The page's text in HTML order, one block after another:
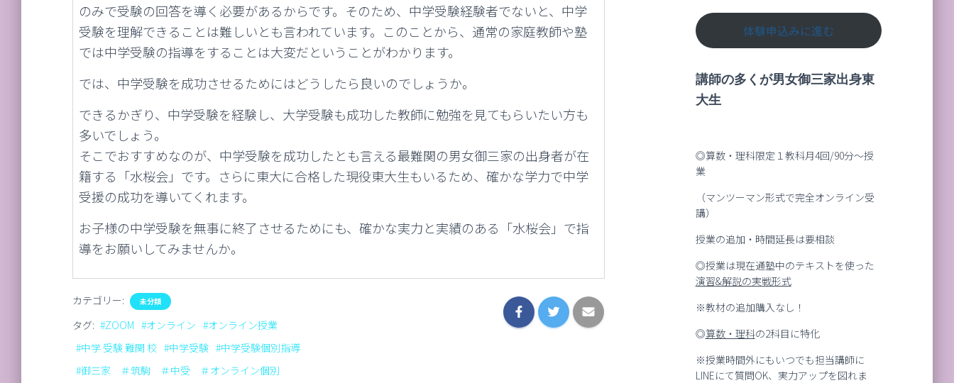
のみで受験の回答を導く必要があるからです。そのため、中学受験経験者でないと、中学
受験を理解できることは難しいとも言われています。このことから、通常の家庭教師や塾
では中学受験の指導をすることは大変だということがわかります。
では、中学受験を成功させるためにはどうしたら良いのでしょうか。
できるかぎり、中学受験を経験し、大学受験も成功した教師に勉強を見てもらいたい方も
多いでしょう。
そこでおすすめなのが、中学受験を成功したとも言える最難関の男女御三家の出身者が在
籍する「水桜会」です。さらに東大に合格した現役東大生もいるため、確かな学力で中学
受援の成功を導いてくれます。
お子様の中学受験を無事に終了させるためにも、確かな実力と実績のある「水桜会」で指
導をお願いしてみませんか。
カテゴリー: 未分類
タグ: #ZOOM #オンライン #オンライン授業
#中学 受験 難関 校 #中学受験 #中学受験個別指導
#御三家 ＃筑駒 ＃中受 ＃オンライン個別
体験申込みに進む
講師の多くが男女御三家出身東
大生
◎算数・理科限定１教科月4回/90分～授
業
（マンツーマン形式で完全オンライン受
講）
授業の追加・時間延長は要相談
◎授業は現在通塾中のテキストを使った
演習&解説の実戦形式
※教材の追加購入なし！
◎算数・理科の2科目に特化
※授業時間外にもいつでも担当講師に
LINEにて質問OK、実力アップを図れま